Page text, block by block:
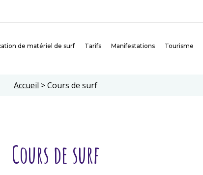
de matériel de surf Tarifs Manifestations Tourisme
Accueil >Cours de surf
Cours de surf